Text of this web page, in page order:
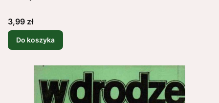
Cena
3,99 zł
Do koszyka